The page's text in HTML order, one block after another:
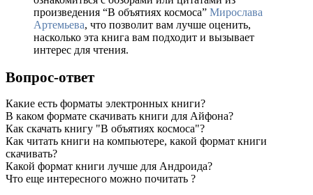
произведения “В объятиях космоса” Мирослава
Артемьева, что позволит вам лучше оценить,
насколько эта книга вам подходит и вызывает
интерес для чтения.
Вопрос-ответ
Какие есть форматы электронных книги?
В каком формате скачивать книги для Айфона?
Как скачать книгу "В объятиях космоса"?
Как читать книги на компьютере, какой формат книги
скачивать?
Какой формат книги лучше для Андроида?
Что еще интересного можно почитать ?